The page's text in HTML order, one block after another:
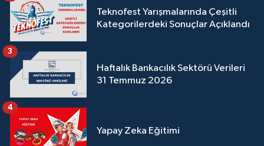
Teknofest Yarışmalarında Çeşitli
Kategorilerdeki Sonuçlar Açıklandı
Haftalık Bankacılık Sektörü Verileri
31 Temmuz 2026
3
Yapay Zeka Eğitimi
4